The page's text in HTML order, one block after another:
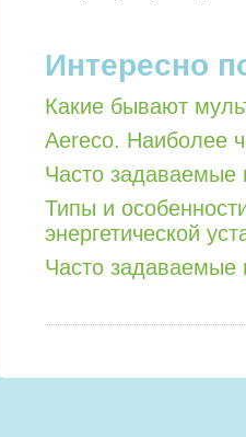
Интересно
Какие бывают
Aereco. Наиболее
Часто задаваемые
Типы и
энергетической
Часто задаваемые